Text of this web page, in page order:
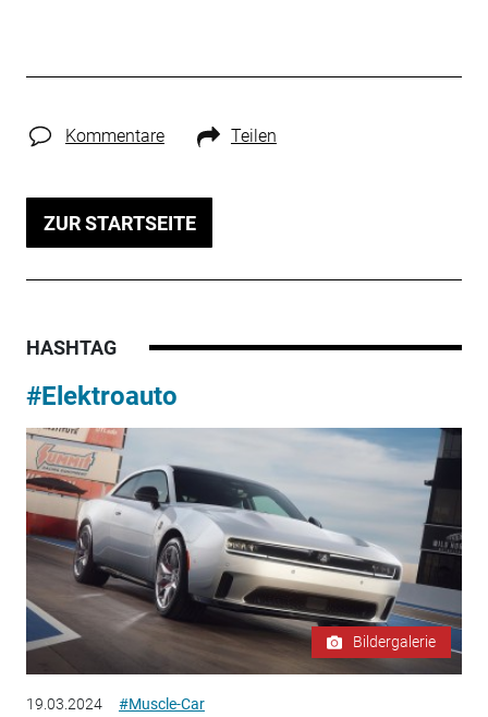
Kommentare Teilen
ZUR STARTSEITE
HASHTAG
#Elektroauto
Bildergalerie
19.03.2024 #Muscle-Car